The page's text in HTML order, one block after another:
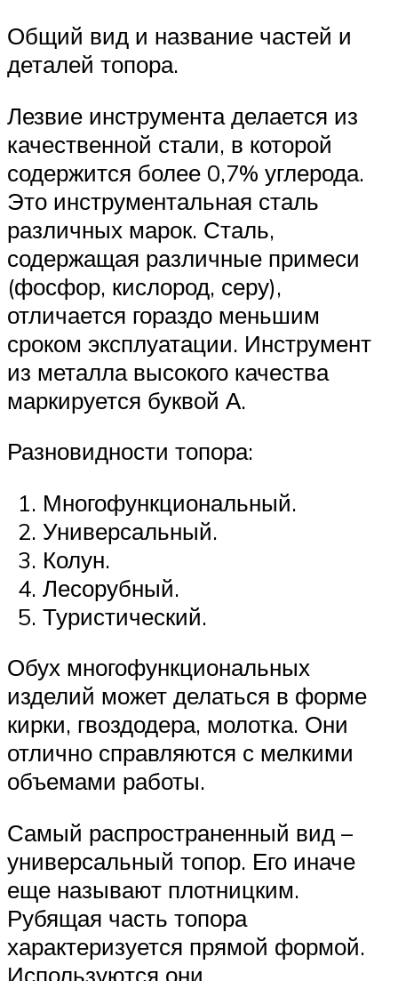
Общий вид и название частей и
деталей топора.
Лезвие инструмента делается из
качественной стали, в которой
содержится более 0,7% углерода.
Это инструментальная сталь
различных марок. Сталь,
содержащая различные примеси
(фосфор, кислород, серу),
отличается гораздо меньшим
сроком эксплуатации. Инструмент
из металла высокого качества
маркируется буквой А.
Разновидности топора:
Многофункциональный.
Универсальный.
Колун.
Лесорубный.
Туристический.
Обух многофункциональных
изделий может делаться в форме
кирки, гвоздодера, молотка. Они
отлично справляются с мелкими
объемами работы.
Самый распространенный вид –
универсальный топор. Его иначе
еще называют плотницким.
Рубящая часть топора
характеризуется прямой формой.
Используются они